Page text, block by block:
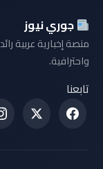
جوري نيوز
منصة إخبارية عربية
واحترافية.
تابعنا